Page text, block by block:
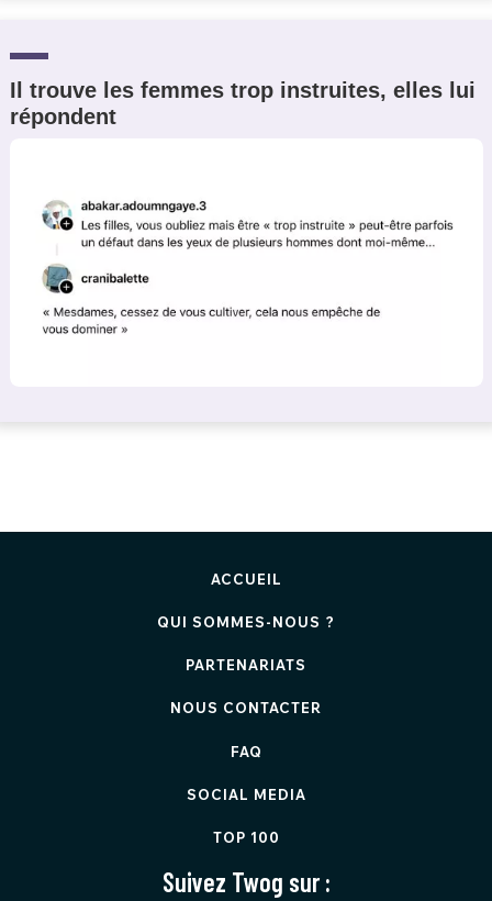
Il trouve les femmes trop instruites, elles lui
répondent
ACCUEIL
QUI SOMMES-NOUS ?
PARTENARIATS
NOUS CONTACTER
FAQ
SOCIAL MEDIA
TOP 100
Suivez Twog sur :